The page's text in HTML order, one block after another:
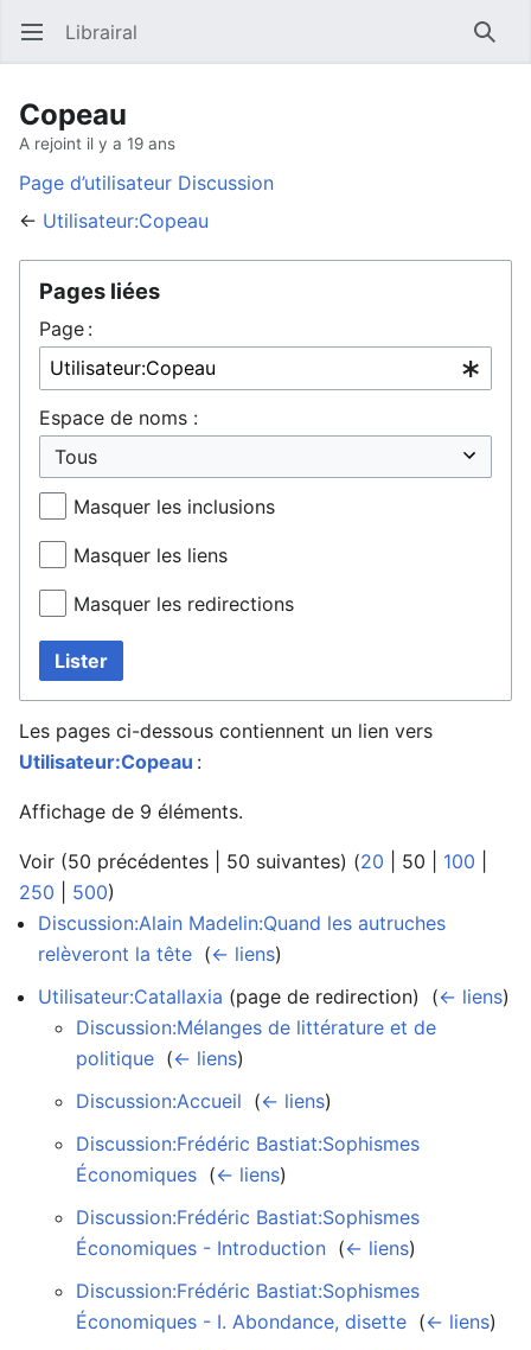
Ouvrir le menu principal Librairal
Copeau
A rejoint il y a 19 ans
Page d’utilisateur Discussion
← Utilisateur:Copeau
Pages liées
Page :
Espace de noms :
Masquer les inclusions
Masquer les liens
Masquer les redirections
Lister
Les pages ci-dessous contiennent un lien vers
Utilisateur:Copeau :
Affichage de 9 éléments.
Voir (50 précédentes 50 suivantes) (20 50 100
250
500)
Discussion:Alain Madelin:Quand les autruches
relèveront la tête (← liens)
Utilisateur:Catallaxia (page de redirection) ‎ (← liens)
Discussion:Mélanges de littérature et de
politique (← liens)
Discussion:Accueil (← liens)
Discussion:Frédéric Bastiat:Sophismes
Économiques (← liens)
Discussion:Frédéric Bastiat:Sophismes
Économiques - Introduction (← liens)
Discussion:Frédéric Bastiat:Sophismes
Économiques - I. Abondance, disette (← liens)